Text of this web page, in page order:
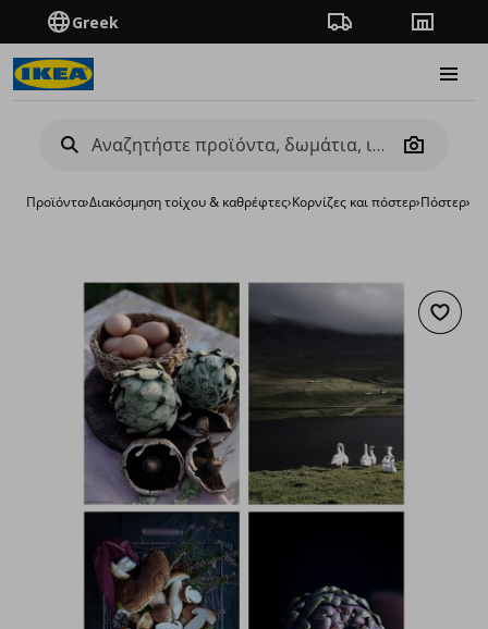
Greek Πορεία παραγγελίας
Camera
Προϊόντα›Διακόσμηση τοίχου & καθρέφτες›Κορνίζες και πόστερ›Πόστερ›